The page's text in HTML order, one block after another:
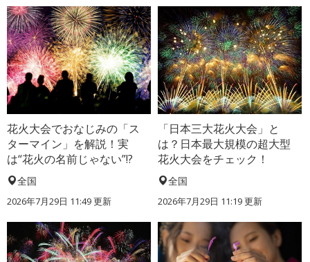
花火大会でおなじみの「ス
ターマイン」を解説！実
は“花火の名前じゃない”!?
全国
2026年7月29日 11:49 更新
「日本三大花火大会」と
は？日本最大規模の超大型
花火大会をチェック！
全国
2026年7月29日 11:19 更新